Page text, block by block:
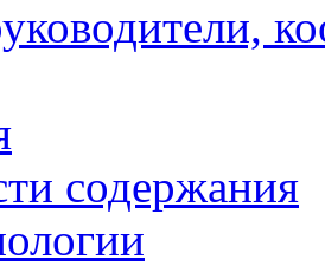
содержания